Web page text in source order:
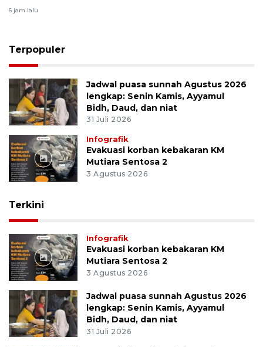
6 jam lalu
Terpopuler
Jadwal puasa sunnah Agustus 2026
lengkap: Senin Kamis, Ayyamul
Bidh, Daud, dan niat
31 Juli 2026
Infografik
Evakuasi korban kebakaran KM
Mutiara Sentosa 2
3 Agustus 2026
Terkini
Infografik
Evakuasi korban kebakaran KM
Mutiara Sentosa 2
3 Agustus 2026
Jadwal puasa sunnah Agustus 2026
lengkap: Senin Kamis, Ayyamul
Bidh, Daud, dan niat
31 Juli 2026